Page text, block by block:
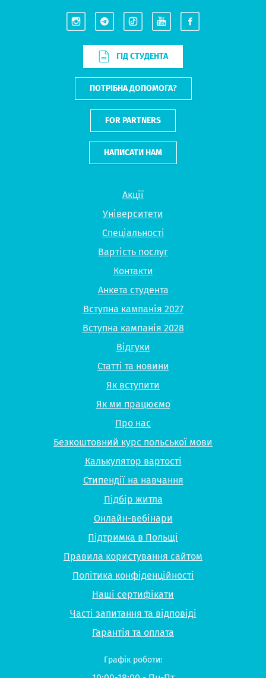
Акції
Університети
Спеціальності
Вартість послуг
Контакти
Анкета студента
Вступна кампанія 2027
Вступна кампанія 2028
Відгуки
Статті та новини
Як вступити
Як ми працюємо
Про нас
Безкоштовний курс польської мови
Калькулятор вартості
Стипендії на навчання
Підбір житла
Онлайн-вебінари
Підтримка в Польщі
Правила користування сайтом
Політика конфіденційності
Наші сертифікати
Часті запитання та відповіді
Гарантія та оплата
ГІД СТУДЕНТА
ПОТРІБНА ДОПОМОГА?
FOR PARTNERS
НАПИСАТИ НАМ
Графік роботи: